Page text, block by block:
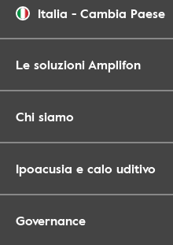
Italia - Cambia Paese
Le soluzioni Amplifon
Chi siamo
Ipoacusia e calo uditivo
Governance